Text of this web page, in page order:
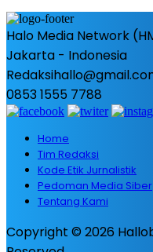
Halo Media Network
Jakarta - Indonesia
0853 1555 7788
Home
Tim Redaksi
Kode Etik Jurnalistik
Pedoman Media Siber
Tentang Kami
Copyright © 2026